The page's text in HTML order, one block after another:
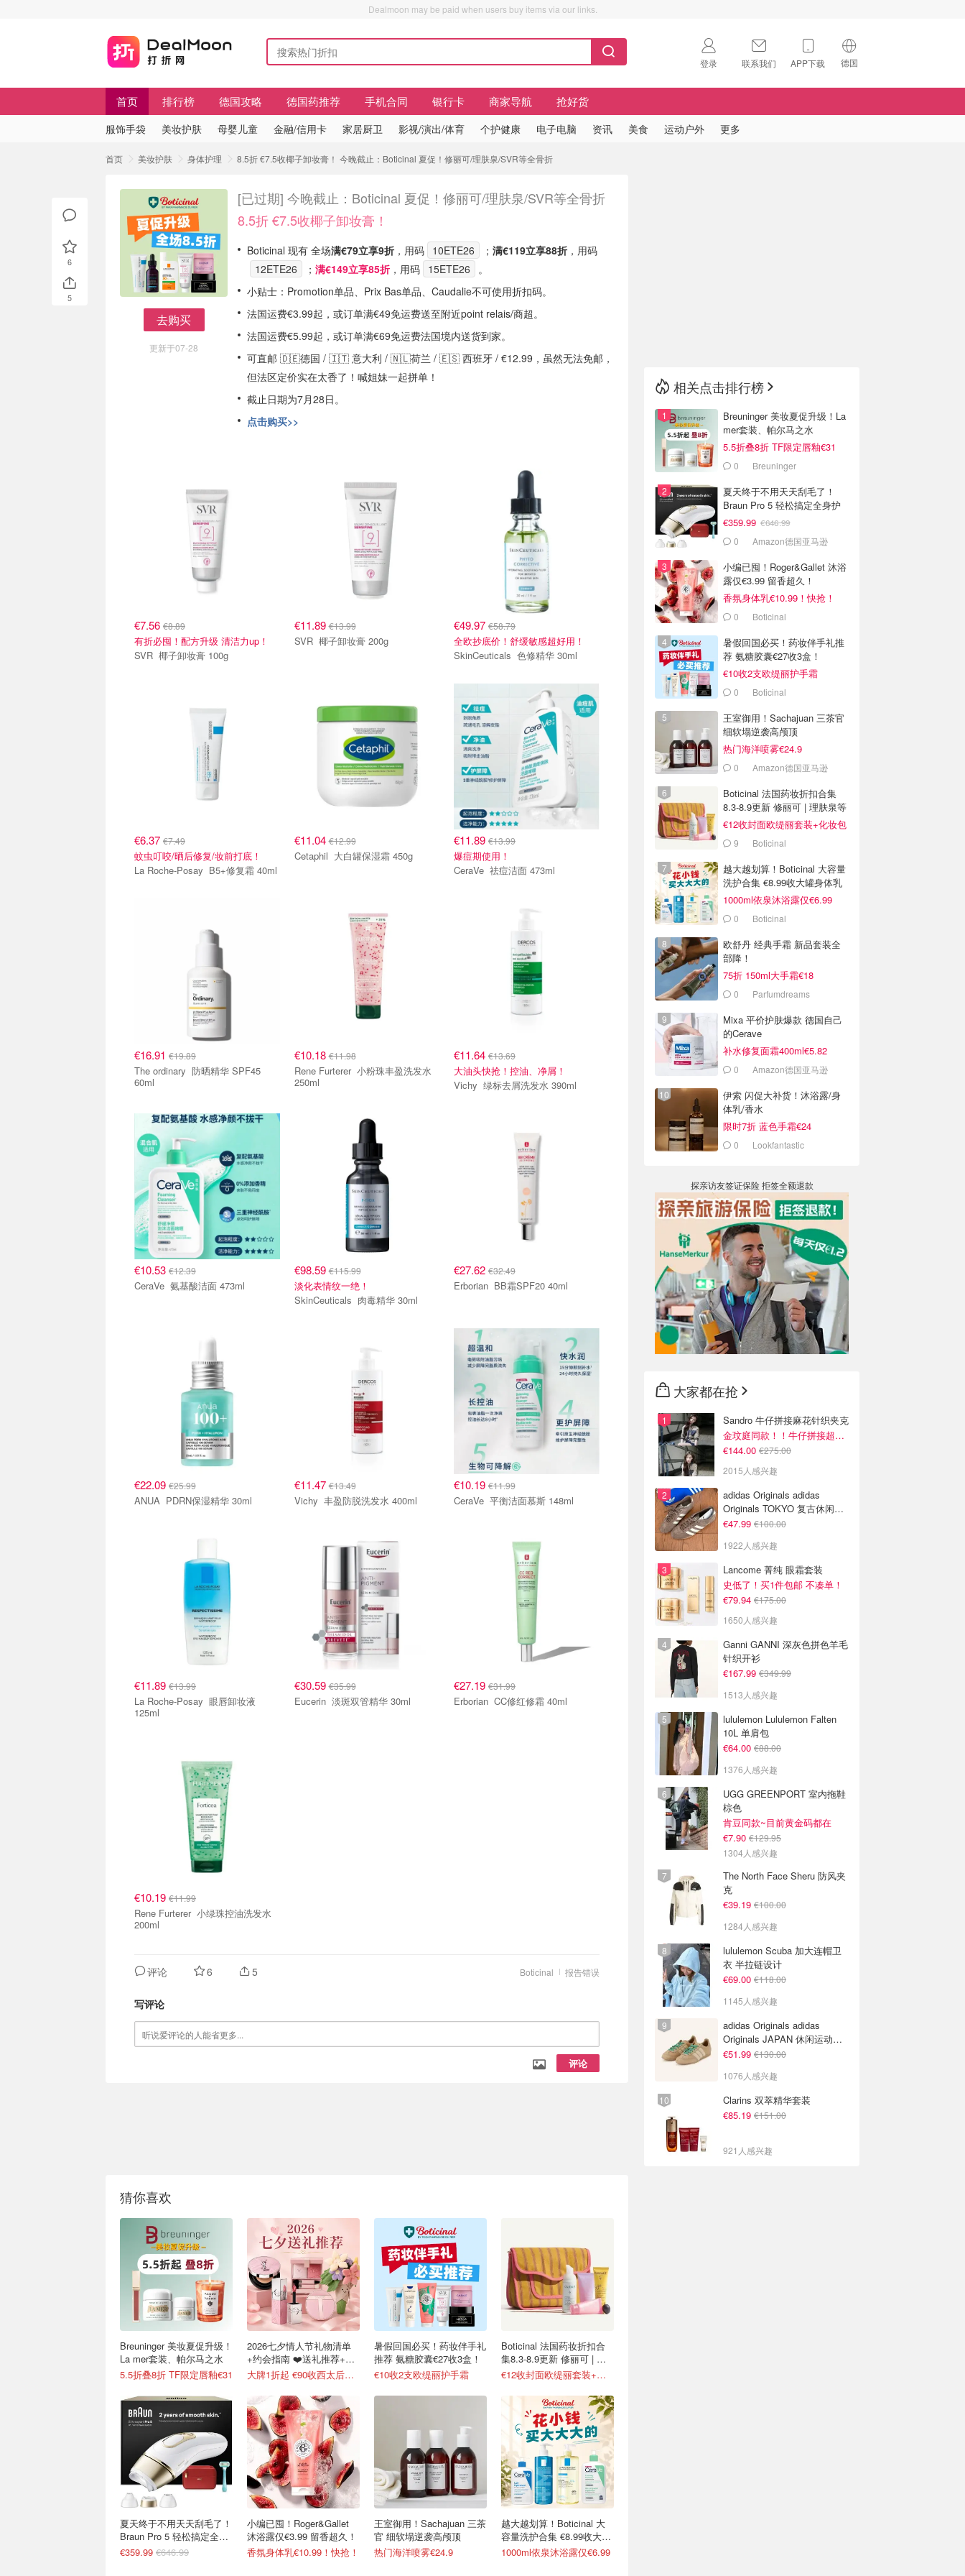
Dealmoon may be paid when users buy items via our links.
登录 联系我们 APP下载 德国
🇺🇸
首页 排行榜 德国攻略 德国药推荐 手机合同 银行卡 商家导航 抢好货
服饰手袋 美妆护肤 母婴儿童 金融/信用卡 家居厨卫 影视/演出/体育 个护健康 电子电脑 资讯 美食 运动户外 更多
首页 美妆护肤 身体护理 8.5折 €7.5收椰子卸妆膏！ 今晚截止：Boticinal 夏促！修丽可/理肤泉/SVR等全骨折
去购买
更新于07-28
[已过期] 今晚截止：Boticinal 夏促！修丽可/理肤泉/SVR等全骨折
8.5折 €7.5收椰子卸妆膏！
Boticinal 现有 全场满€79立享9折 ，用码 10ETE26 ； 满€119立享88折 ，用码
12ETE26
； 满€149立享85折 ，用码 15ETE26
。
小贴士：Promotion单品、Prix Bas单品、Caudalie不可使用折扣码。
法国运费€3.99起，或订单满€49免运费送至附近point relais/商超。
法国运费€5.99起，或订单满€69免运费法国境内送货到家。
可直邮 🇩🇪德国 / 🇮🇹 意大利 / 🇳🇱荷兰 / 🇪🇸 西班牙 / €12.99，虽然无法免邮，
但法区定价实在太香了！喊姐妹一起拼单！
截止日期为7月28日。
点击购买>>
€7.56 €8.89
有折必囤！配方升级 清洁力up！
SVR 椰子卸妆膏 100g
€11.89€13.99
SVR 椰子卸妆膏 200g
€49.97 €58.79
全欧抄底价！舒缓敏感超好用！
SkinCeuticals 色修精华 30ml
€6.37 €7.49
蚊虫叮咬/晒后修复/妆前打底！
La Roche-Posay B5+修复霜 40ml
€11.04€12.99
Cetaphil 大白罐保湿霜 450g
€11.89 €13.99
爆痘期使用！
CeraVe 祛痘洁面 473ml
€16.91 €19.89
The ordinary 防晒精华 SPF45
60ml
€10.18€11.98
Rene Furterer 小粉珠丰盈洗发水
250ml
€11.64 €13.69
大油头快抢！控油、净屑！
Vichy 绿标去屑洗发水 390ml
€10.53 €12.39
CeraVe 氨基酸洁面 473ml
€98.59€115.99
淡化表情纹一绝！
SkinCeuticals 肉毒精华 30ml
€27.62 €32.49
Erborian BB霜SPF20 40ml
€22.09 €25.99
ANUA PDRN保湿精华 30ml
€11.47€13.49
Vichy 丰盈防脱洗发水 400ml
€10.19 €11.99
CeraVe 平衡洁面慕斯 148ml
€11.89 €13.99
La Roche-Posay 眼唇卸妆液
125ml
€30.59€35.99
Eucerin 淡斑双管精华 30ml
€27.19 €31.99
Erborian CC修红修霜 40ml
€10.19 €11.99
Rene Furterer 小绿珠控油洗发水
200ml
报告错误
Boticinal
评论 6 5
写评论
评论
猜你喜欢
Breuninger 美妆夏促升级！
La mer套装、帕尔马之水
5.5折叠8折 TF限定唇釉€31
夏天终于不用天天刮毛了！
Braun Pro 5 轻松搞定全身
护理
€359.99 €646.99
2026七夕情人节礼物清单
+约会指南 ❤️送礼推荐+折
扣汇总
大牌1折起 €90收西太后土星耳钉
小编已囤！Roger&Gallet
沐浴露仅€3.99 留香超久！
香氛身体乳€10.99！快抢！
暑假回国必买！药妆伴手礼
推荐 氨糖胶囊€27收3盒！
€10收2支欧缇丽护手霜
王室御用！Sachajuan 三茶
官 细软塌逆袭高颅顶
热门海洋喷雾€24.9
Boticinal 法国药妆折扣合
集8.3-8.9更新 修丽可 | 理
肤泉等
€12收封面欧缇丽套装+化妆包
越大越划算！Boticinal 大
容量洗护合集 €8.99收大罐
身体乳
1000ml依泉沐浴露仅€6.99
6
5
相关点击排行榜
Breuninger 美妆夏促升级！La
mer套装、帕尔马之水
5.5折叠8折 TF限定唇釉€31
0 Breuninger
夏天终于不用天天刮毛了！
Braun Pro 5 轻松搞定全身护
理
€359.99 €646.99
0 Amazon德国亚马逊
小编已囤！Roger&Gallet 沐浴
露仅€3.99 留香超久！
香氛身体乳€10.99！快抢！
0 Boticinal
暑假回国必买！药妆伴手礼推
荐 氨糖胶囊€27收3盒！
€10收2支欧缇丽护手霜
0 Boticinal
王室御用！Sachajuan 三茶官
细软塌逆袭高颅顶
热门海洋喷雾€24.9
0 Amazon德国亚马逊
Boticinal 法国药妆折扣合集
8.3-8.9更新 修丽可 | 理肤泉等
€12收封面欧缇丽套装+化妆包
9 Boticinal
越大越划算！Boticinal 大容量
洗护合集 €8.99收大罐身体乳
1000ml依泉沐浴露仅€6.99
0 Boticinal
欧舒丹 经典手霜 新品套装全
部降！
75折 150ml大手霜€18
0 Parfumdreams
Mixa 平价护肤爆款 德国自己
的Cerave
补水修复面霜400ml€5.82
0 Amazon德国亚马逊
伊索 闪促大补货！沐浴露/身
体乳/香水
限时7折 蓝色手霜€24
0 Lookfantastic
探亲访友签证保险 拒签全额退款
大家都在抢
Sandro 牛仔拼接麻花针织夹克
金玟庭同款！！牛仔拼接超有层次感
€144.00 €275.00
2015人感兴趣
adidas Originals adidas
Originals TOKYO 复古休闲鞋
深棕色
€47.99 €100.00
1922人感兴趣
Lancome 菁纯 眼霜套装
史低了！买1件包邮 不凑单！
€79.94 €175.00
1650人感兴趣
Ganni GANNI 深灰色拼色羊毛
针织开衫
€167.99 €349.99
1513人感兴趣
lululemon Lululemon Falten
10L 单肩包
€64.00 €88.00
1376人感兴趣
UGG GREENPORT 室内拖鞋
棕色
肯豆同款~目前黄金码都在
€7.90 €129.95
1304人感兴趣
The North Face Sheru 防风夹
克
€39.19 €100.00
1284人感兴趣
lululemon Scuba 加大连帽卫
衣 半拉链设计
€69.00 €118.00
1145人感兴趣
adidas Originals adidas
Originals JAPAN 休闲运动鞋
米色
€51.99 €130.00
1076人感兴趣
Clarins 双萃精华套装
€85.19 €151.00
921人感兴趣